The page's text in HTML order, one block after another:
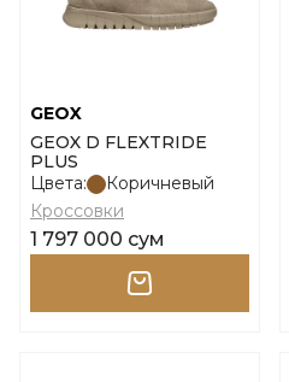
GEOX
GEOX D FLEXTRIDE
PLUS
Цвета:
Коричневый
Кроссовки
1 797 000 сум